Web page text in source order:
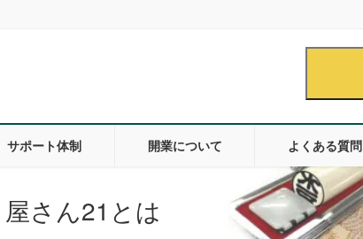
サポート体制 開業について よくある質問
さん21とは